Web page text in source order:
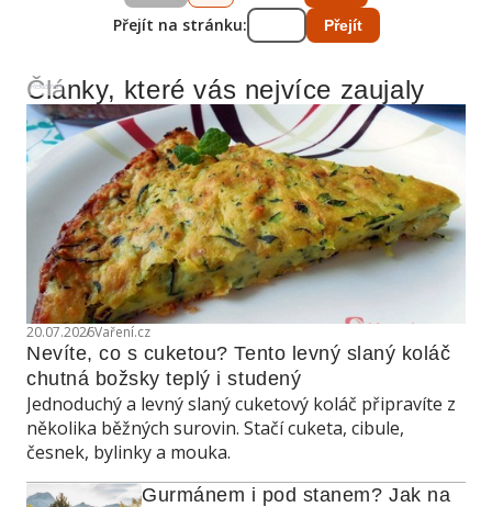
Přejít na stránku: Přejít
Reklama
Články, které vás nejvíce zaujaly
20.07.2026Vaření.cz
Nevíte, co s cuketou? Tento levný slaný koláč
chutná božsky teplý i studený
Jednoduchý a levný slaný cuketový koláč připravíte z
několika běžných surovin. Stačí cuketa, cibule,
česnek, bylinky a mouka.
Gurmánem i pod stanem? Jak na